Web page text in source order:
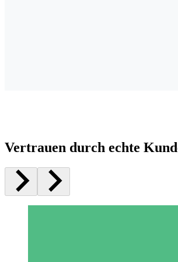
Vertrauen durch echte